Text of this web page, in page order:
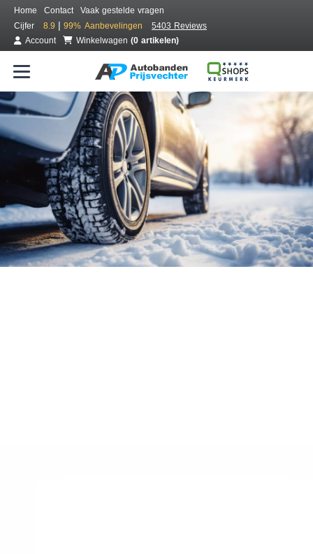
Home Contact
Vaak gestelde vragen
Cijfer
8.9 | 99% Aanbevelingen
5403 Reviews
Account
Winkelwagen (0 artikelen)
Bestel voordelig winterbanden
Gratis bezorgd of montage bij jou in de buurt
Seizoen:
Merken: